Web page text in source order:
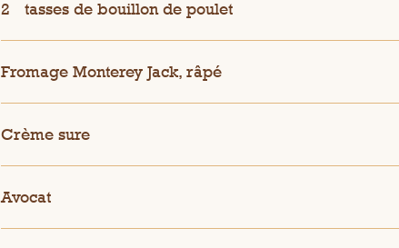
2 tasses de bouillon de poulet
Fromage Monterey Jack, râpé
Crème sure
Avocat